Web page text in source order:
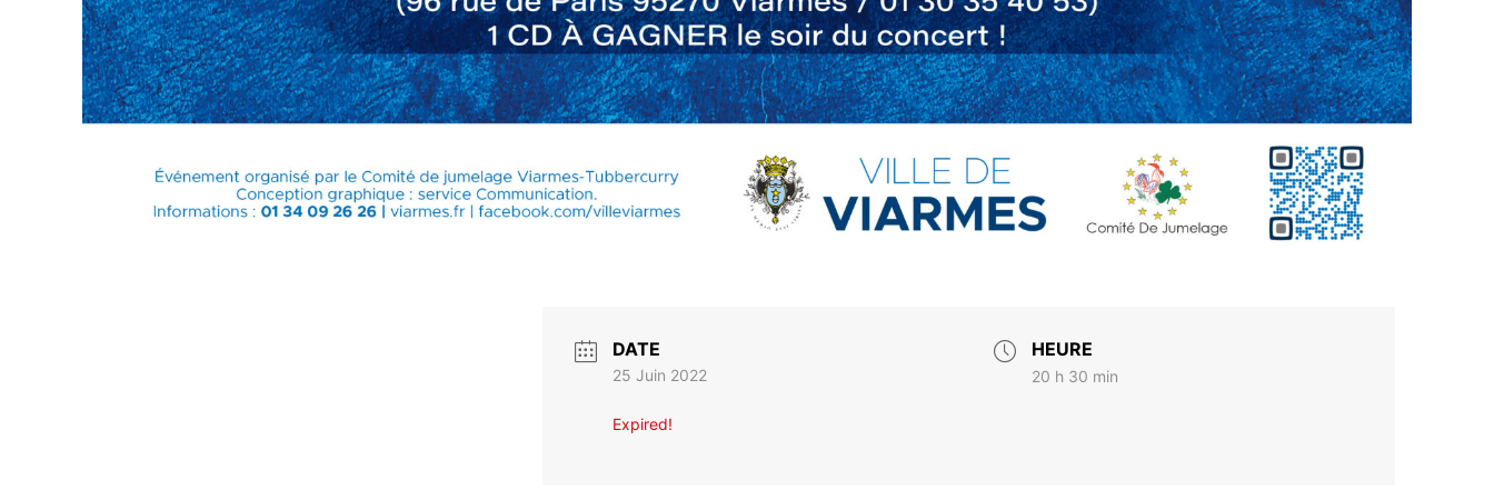
DATE
25 Juin 2022
Expired!
HEURE
20 h 30 min